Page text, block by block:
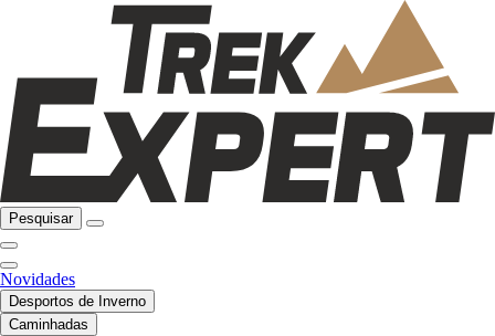
Pesquisar
Novidades
Desportos de Inverno
Caminhadas